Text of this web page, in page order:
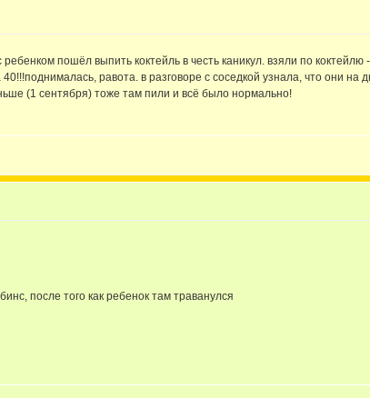
пошёл выпить коктейль в честь каникул. взяли по
равота. в разговоре с соседкой узнала, что они на
(1 сентября) тоже там пили и всё было нормально!
после того как ребенок там траванулся